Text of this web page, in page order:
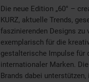
Die neue Edition „60° –
KURZ, aktuelle Trends,
faszinierenden Designs zu
exemplarisch für die
gestalterische Impulse für
internationaler Marken.
Brands dabei